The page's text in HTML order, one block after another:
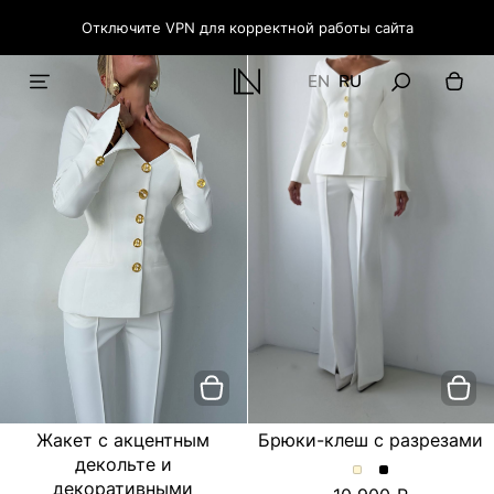
Отключите VPN для корректной работы сайта
EN RU
Жакет с акцентным
декольте и
декоративными
Брюки-клеш с разрезами
Брюки-Брюки-